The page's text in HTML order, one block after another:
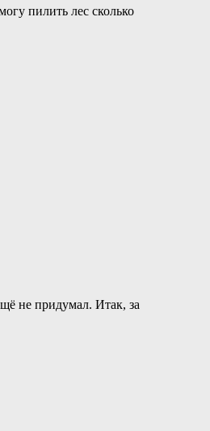
пилить лес сколько
не придумал. Итак, за